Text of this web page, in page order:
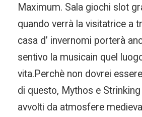
Maximum. Sala giochi slot
quando verrà la visitatrice a
casa d’ invernomi porterà
sentivo la musicain quel
vita.Perchè non dovrei
di questo, Mythos e
avvolti da atmosfere